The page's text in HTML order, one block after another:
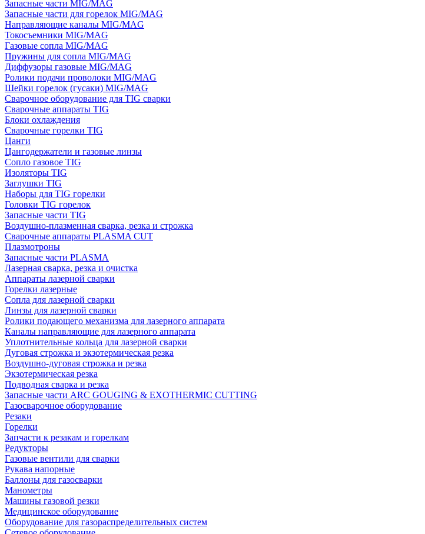
Запасные части MIG/MAG
Запасные части для горелок MIG/MAG
Направляющие каналы MIG/MAG
Токосъемники MIG/MAG
Газовые сопла MIG/MAG
Пружины для сопла MIG/MAG
Диффузоры газовые MIG/MAG
Ролики подачи проволоки MIG/MAG
Шейки горелок (гусаки) MIG/MAG
Сварочное оборудование для TIG сварки
Сварочные аппараты TIG
Блоки охлаждения
Сварочные горелки TIG
Цанги
Цангодержатели и газовые линзы
Сопло газовое TIG
Изоляторы TIG
Заглушки TIG
Наборы для TIG горелки
Головки TIG горелок
Запасные части TIG
Воздушно-плазменная сварка, резка и строжка
Сварочные аппараты PLASMA CUT
Плазмотроны
Запасные части PLASMA
Лазерная сварка, резка и очистка
Аппараты лазерной сварки
Горелки лазерные
Сопла для лазерной сварки
Линзы для лазерной сварки
Ролики подающего механизма для лазерного аппарата
Каналы направляющие для лазерного аппарата
Уплотнительные кольца для лазерной сварки
Дуговая строжка и экзотермическая резка
Воздушно-дуговая строжка и резка
Экзотермическая резка
Подводная сварка и резка
Запасные части ARC GOUGING & EXOTHERMIC CUTTING
Газосварочное оборудование
Резаки
Горелки
Запчасти к резакам и горелкам
Редукторы
Газовые вентили для сварки
Рукава напорные
Баллоны для газосварки
Манометры
Машины газовой резки
Медицинское оборудование
Оборудование для газораспределительных систем